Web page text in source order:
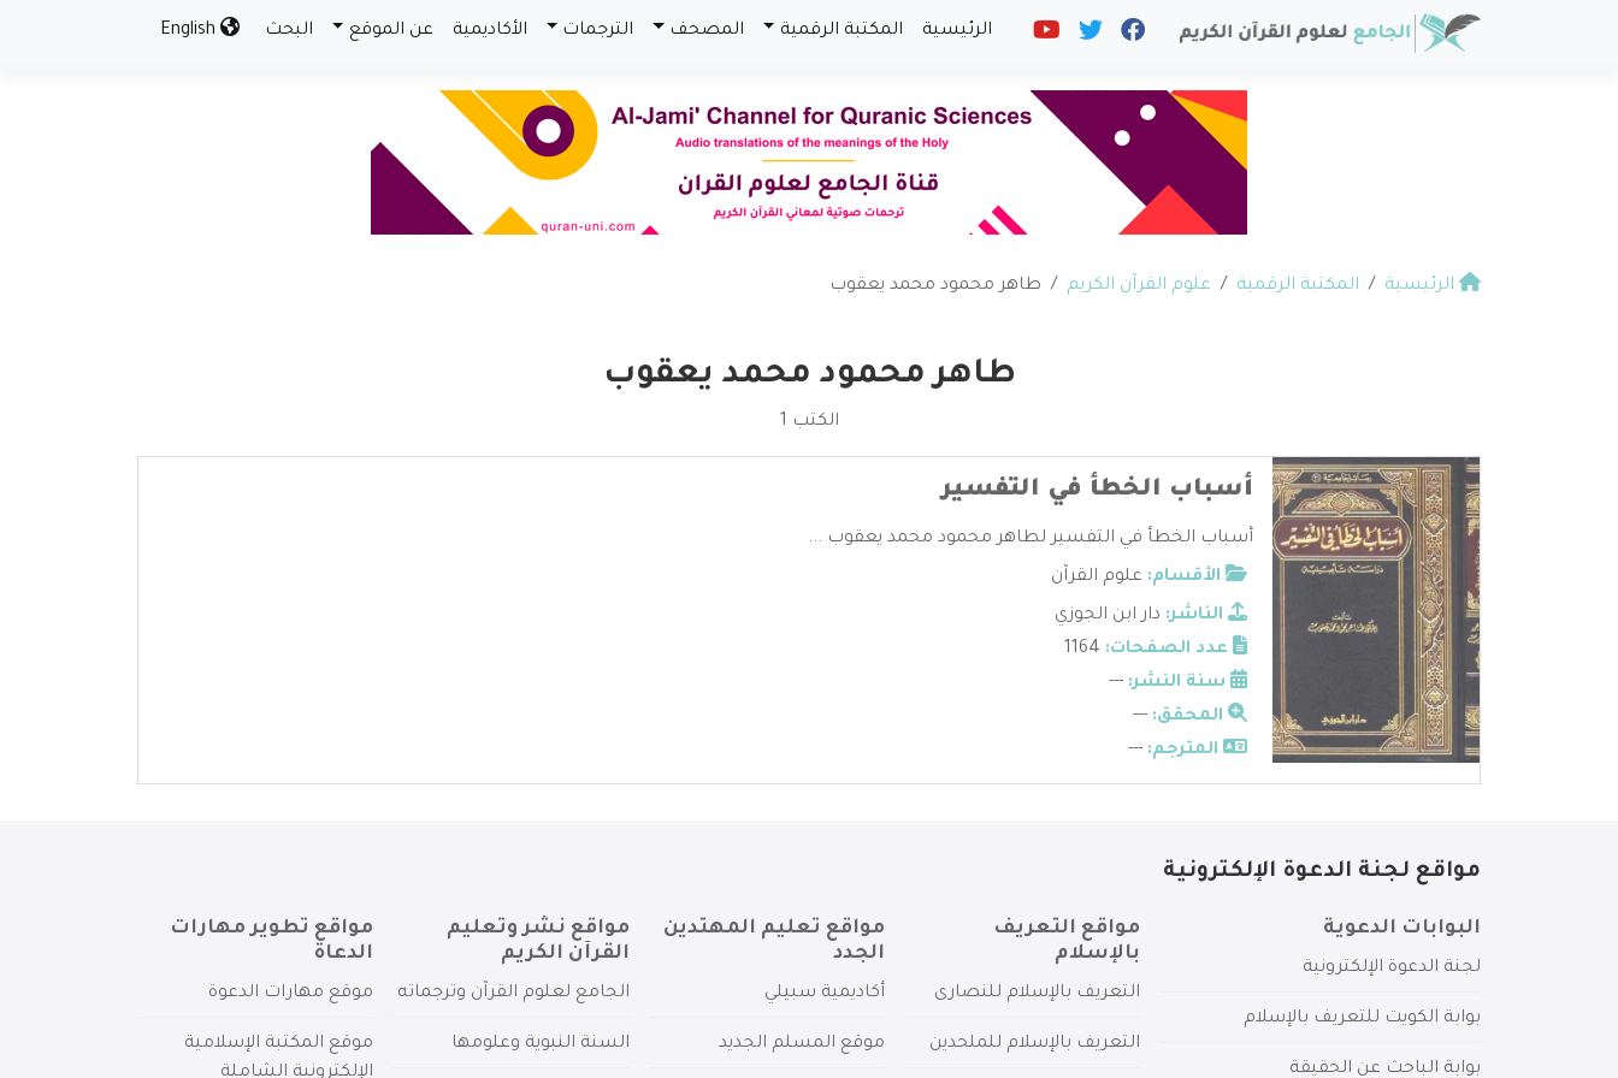
الرئيسية المكتبة الرقمية المصحف الترجمات الأكاديمية عن الموقع البحث
الرئيسية المكتبة الرقمية علوم القرآن الكريم طاهر محمود محمد يعقوب
طاهر محمود محمد يعقوب
الكتب 1
أسباب الخطأ في التفسير
أسباب الخطأ في التفسير لطاهر محمود محمد يعقوب ...
الأقسام: علوم القرآن
الناشر: دار ابن الجوزي
عدد الصفحات:
سنة النشر: ---
المحقق: ---
المترجم: ---
مواقع لجنة الدعوة الإلكترونية
البوابات الدعوية
لجنة الدعوة الإلكترونية
بوابة الكويت للتعريف بالإسلام
بوابة الباحث عن الحقيقة
مواقع التعريف
بالإسلام
التعريف بالإسلام للنصارى
التعريف بالإسلام للملحدين
مواقع تعليم المهتدين
الجدد
أكاديمية سبيلي
موقع المسلم الجديد
مواقع نشر وتعليم
القرآن الكريم
الجامع لعلوم القرآن وترجماته
السنة النبوية وعلومها
مواقع تطوير مهارات
الدعاة
موقع مهارات الدعوة
موقع المكتبة الإسلامية
الإلكترونية الشاملة